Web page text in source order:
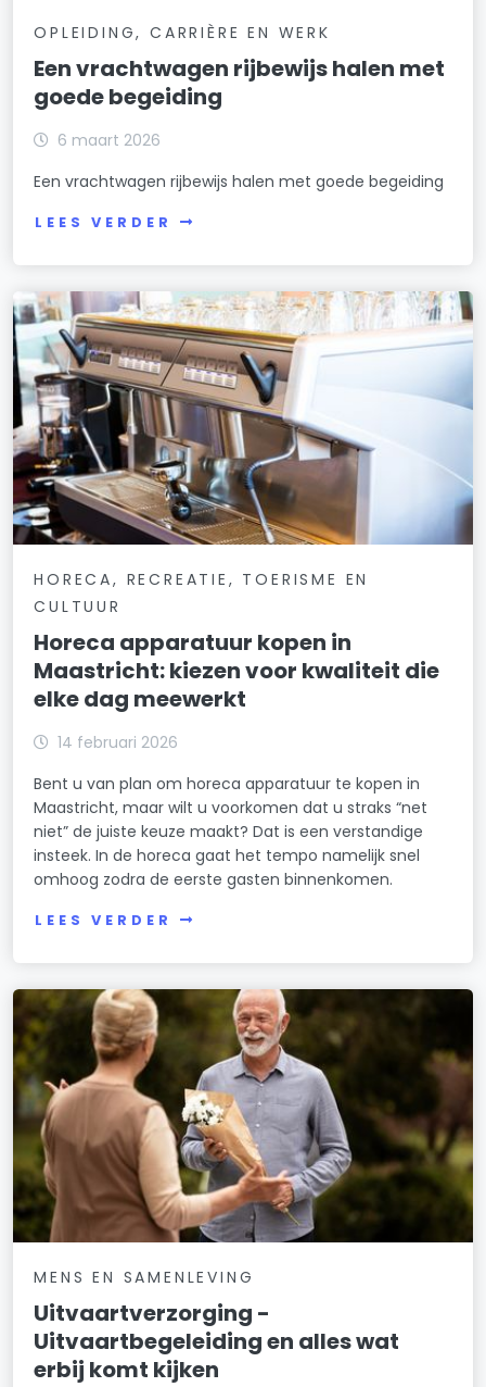
OPLEIDING, CARRIÈRE EN WERK
Een vrachtwagen rijbewijs halen met
goede begeiding
6 maart 2026
Een vrachtwagen rijbewijs halen met goede begeiding
LEES VERDER
HORECA, RECREATIE, TOERISME EN
CULTUUR
Horeca apparatuur kopen in
Maastricht: kiezen voor kwaliteit die
elke dag meewerkt
14 februari 2026
Bent u van plan om horeca apparatuur te kopen in
Maastricht, maar wilt u voorkomen dat u straks “net
niet” de juiste keuze maakt? Dat is een verstandige
insteek. In de horeca gaat het tempo namelijk snel
omhoog zodra de eerste gasten binnenkomen.
LEES VERDER
MENS EN SAMENLEVING
Uitvaartverzorging -
Uitvaartbegeleiding en alles wat
erbij komt kijken